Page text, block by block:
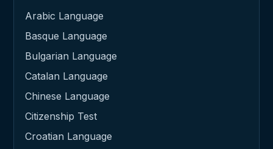
Arabic Language
Basque Language
Bulgarian Language
Catalan Language
Chinese Language
Citizenship Test
Croatian Language